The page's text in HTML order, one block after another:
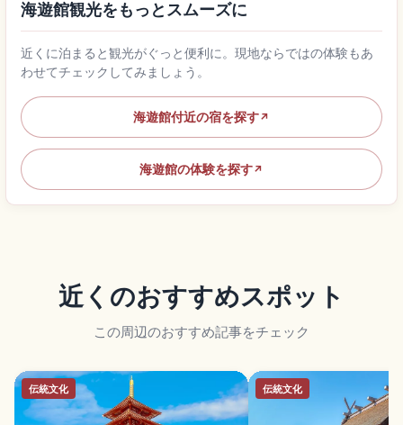
海遊館観光をもっとスムーズに
近くに泊まると観光がぐっと便利に。現地ならではの体験もあ
わせてチェックしてみましょう。
海遊館付近の宿を探す↗
海遊館の体験を探す↗
近くのおすすめスポット
この周辺のおすすめ記事をチェック
伝統文化 伝統文化